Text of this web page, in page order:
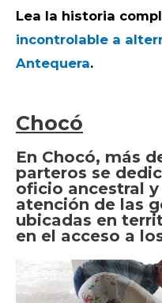
Lea la historia
incontrolable a
Antequera.
Chocó
En Chocó, más
parteros se
oficio ancestral
atención de las
ubicadas en
en el acceso a